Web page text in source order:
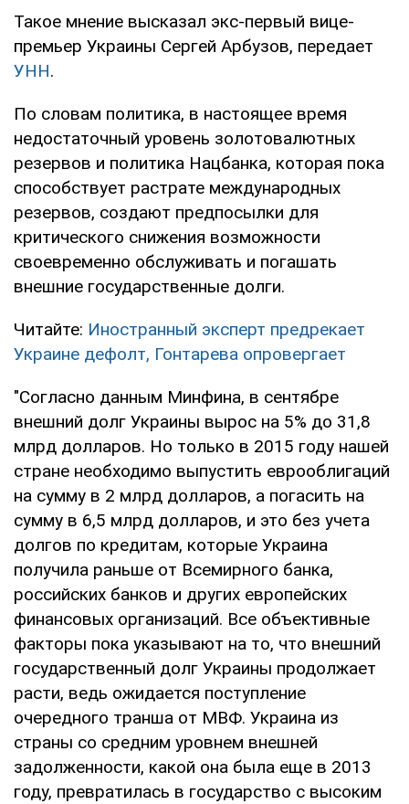
Такое мнение высказал экс-первый вице-
премьер Украины Сергей Арбузов, передает
УНН.
По словам политика, в настоящее время
недостаточный уровень золотовалютных
резервов и политика Нацбанка, которая пока
способствует растрате международных
резервов, создают предпосылки для
критического снижения возможности
своевременно обслуживать и погашать
внешние государственные долги.
Читайте: Иностранный эксперт предрекает
Украине дефолт, Гонтарева опровергает
"Согласно данным Минфина, в сентябре
внешний долг Украины вырос на 5% до 31,8
млрд долларов. Но только в 2015 году нашей
стране необходимо выпустить еврооблигаций
на сумму в 2 млрд долларов, а погасить на
сумму в 6,5 млрд долларов, и это без учета
долгов по кредитам, которые Украина
получила раньше от Всемирного банка,
российских банков и других европейских
финансовых организаций. Все объективные
факторы пока указывают на то, что внешний
государственный долг Украины продолжает
расти, ведь ожидается поступление
очередного транша от МВФ. Украина из
страны со средним уровнем внешней
задолженности, какой она была еще в 2013
году, превратилась в государство с высоким